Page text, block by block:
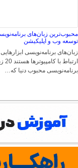
محبوب‌ترین زبان‌های
توسعه وب و اپلیکیشن
زبان‌های برنامه‌نویسی
ارتباط
برنامه‌نویسی محبوب دنیا که…